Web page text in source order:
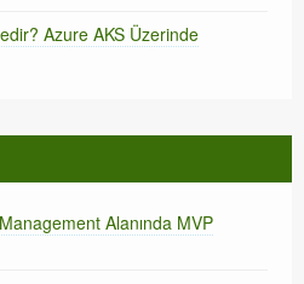
Azure AKS Üzerinde
Alanında MVP